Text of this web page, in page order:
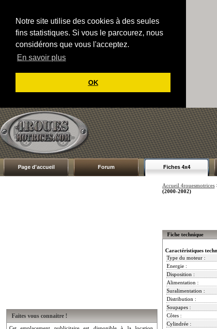
Notre site utilise des cookies à des seules
fins statistiques. Si vous le parcourez, nous
considérons que vous l'acceptez.
En savoir plus
OK
Page d'accueil Forum Fiches 4x4
Faites vous connaitre !
Accueil 4rouesmotrices
(2000-2002)
Fiche technique
Caractéristiques
Type du moteur :
Energie :
Disposition :
Alimentation :
Suralimentation :
Distribution :
Soupapes :
Côtes :
Cylindrée :